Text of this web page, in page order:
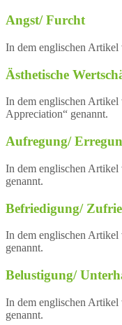
Angst/ Furcht
In dem englischen Artikel
Ästhetische
In dem englischen
Appreciation“ genannt.
Aufregung/
In dem englischen
genannt.
Befriedigung/
In dem englischen
genannt.
Belustigung/
In dem englischen
genannt.